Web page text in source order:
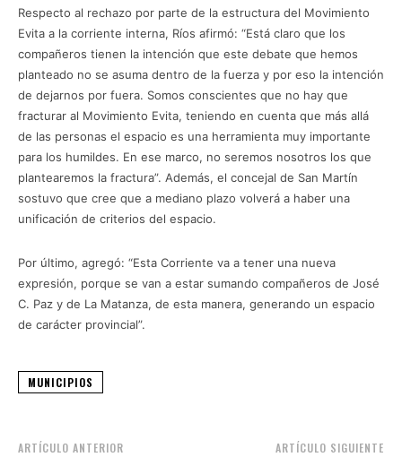
Respecto al rechazo por parte de la estructura del Movimiento
Evita a la corriente interna, Ríos afirmó: “Está claro que los
compañeros tienen la intención que este debate que hemos
planteado no se asuma dentro de la fuerza y por eso la intención
de dejarnos por fuera. Somos conscientes que no hay que
fracturar al Movimiento Evita, teniendo en cuenta que más allá
de las personas el espacio es una herramienta muy importante
para los humildes. En ese marco, no seremos nosotros los que
plantearemos la fractura”. Además, el concejal de San Martín
sostuvo que cree que a mediano plazo volverá a haber una
unificación de criterios del espacio.
Por último, agregó: “Esta Corriente va a tener una nueva
expresión, porque se van a estar sumando compañeros de José
C. Paz y de La Matanza, de esta manera, generando un espacio
de carácter provincial”.
MUNICIPIOS
ARTÍCULO ANTERIOR ARTÍCULO SIGUIENTE